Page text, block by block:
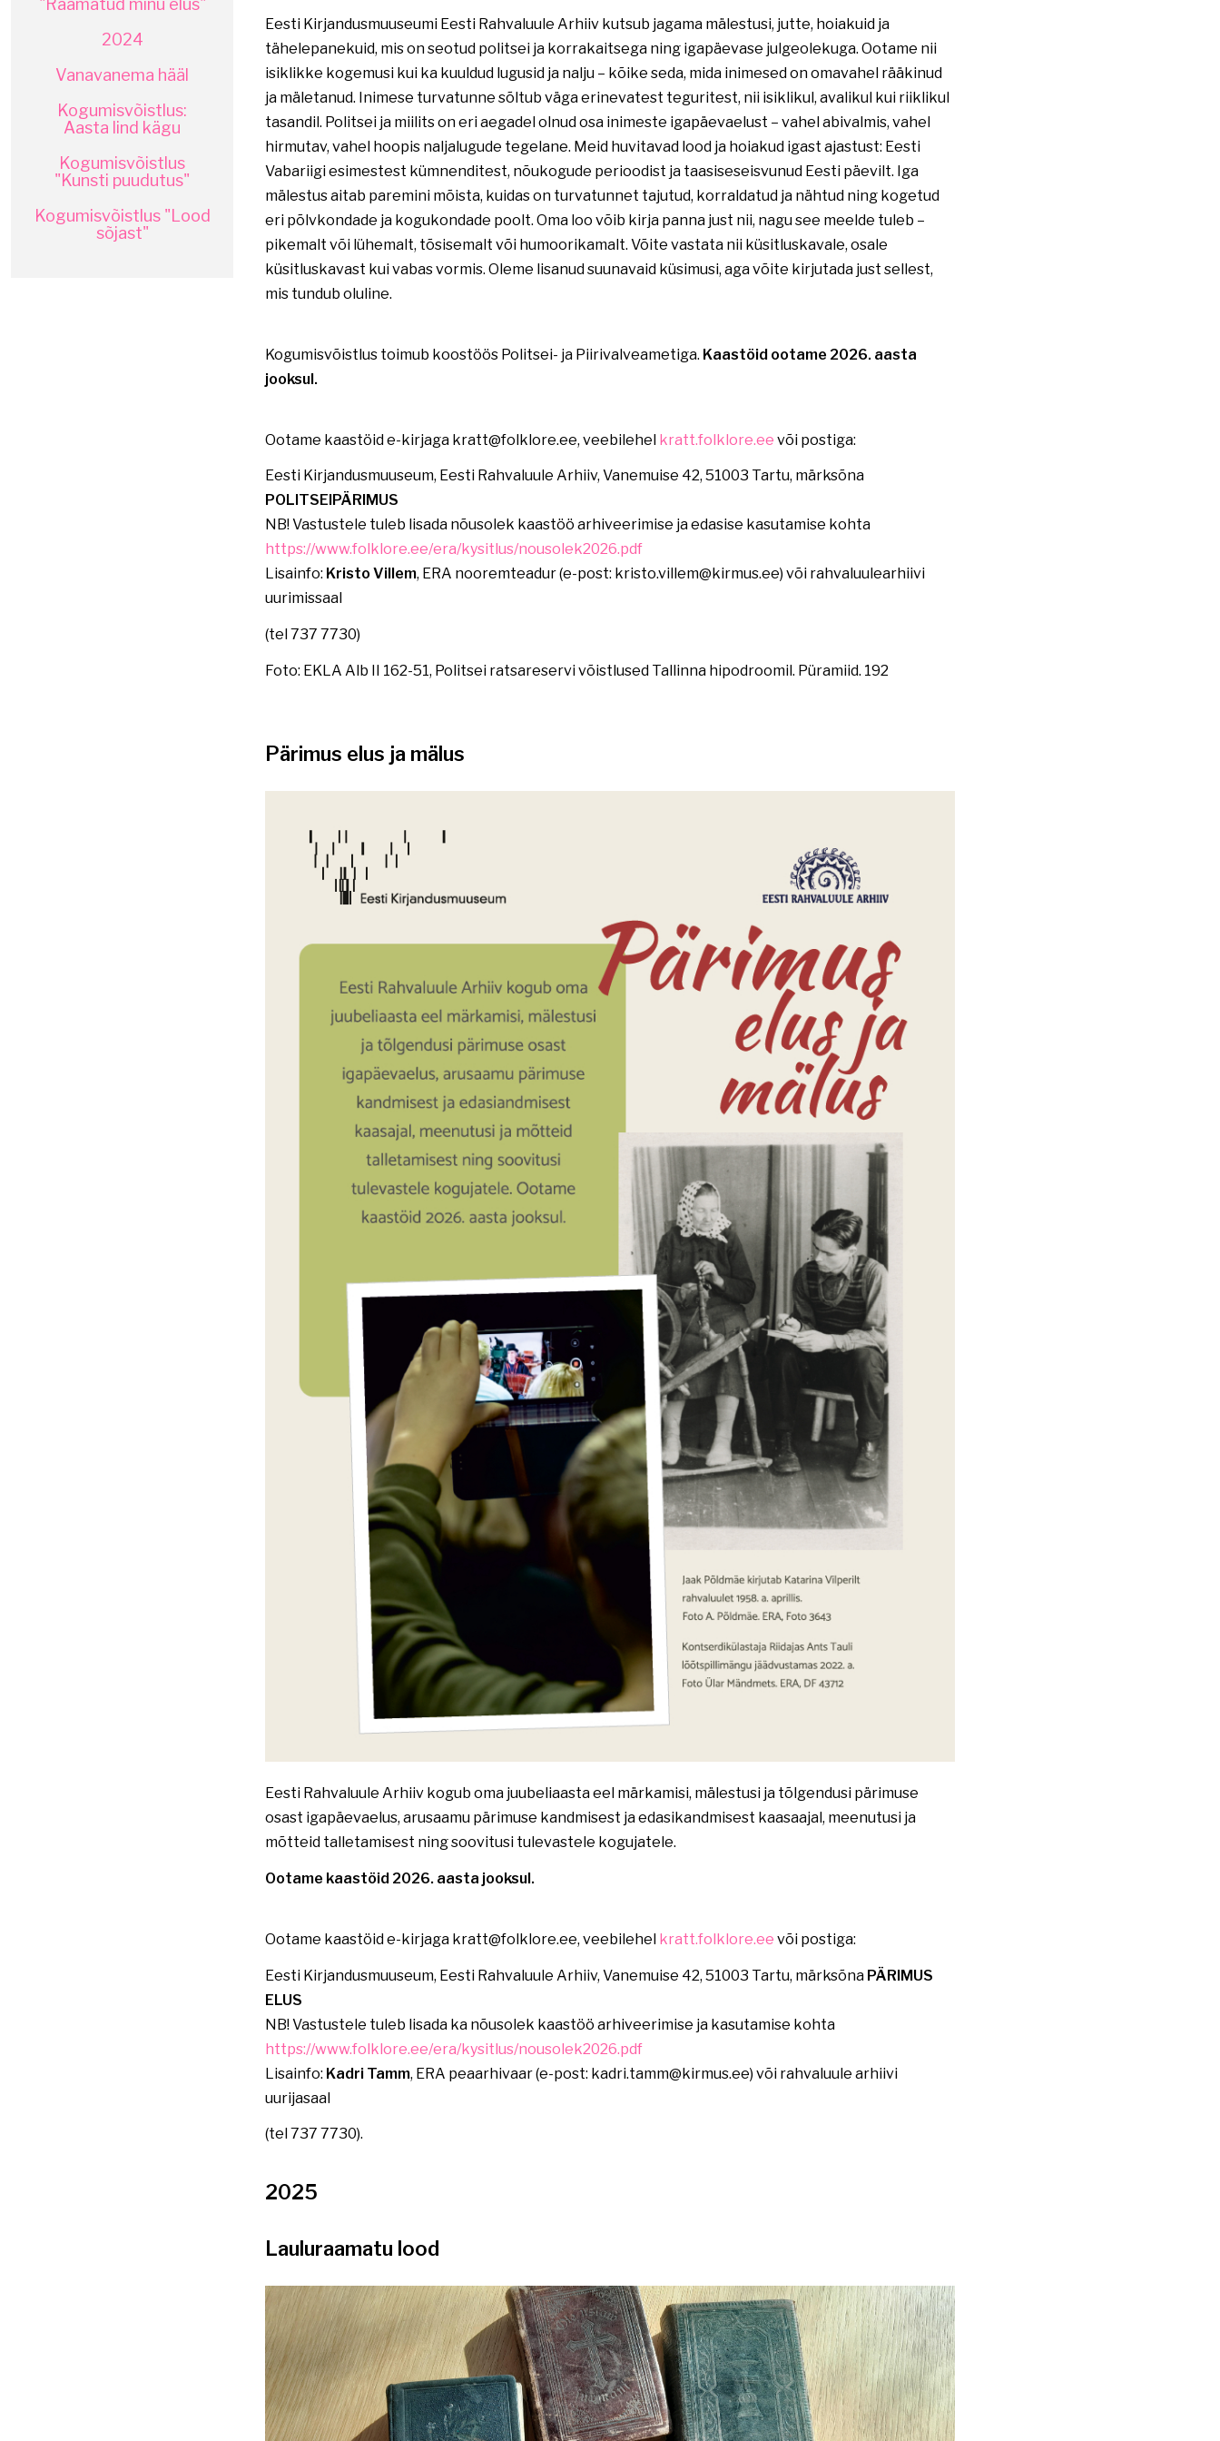
"Raamatud minu elus"
2024
Vanavanema hääl
Kogumisvõistlus:
Aasta lind kägu
Kogumisvõistlus
"Kunsti puudutus"
Kogumisvõistlus "Lood
sõjast"
Eesti Kirjandusmuuseumi Eesti Rahvaluule Arhiiv kutsub jagama mälestusi, jutte, hoiakuid ja
tähelepanekuid, mis on seotud politsei ja korrakaitsega ning igapäevase julgeolekuga. Ootame nii
isiklikke kogemusi kui ka kuuldud lugusid ja nalju – kõike seda, mida inimesed on omavahel rääkinud
ja mäletanud. Inimese turvatunne sõltub väga erinevatest teguritest, nii isiklikul, avalikul kui riiklikul
tasandil. Politsei ja miilits on eri aegadel olnud osa inimeste igapäevaelust – vahel abivalmis, vahel
hirmutav, vahel hoopis naljalugude tegelane. Meid huvitavad lood ja hoiakud igast ajastust: Eesti
Vabariigi esimestest kümnenditest, nõukogude perioodist ja taasiseseisvunud Eesti päevilt. Iga
mälestus aitab paremini mõista, kuidas on turvatunnet tajutud, korraldatud ja nähtud ning kogetud
eri põlvkondade ja kogukondade poolt. Oma loo võib kirja panna just nii, nagu see meelde tuleb –
pikemalt või lühemalt, tõsisemalt või humoorikamalt. Võite vastata nii küsitluskavale, osale
küsitluskavast kui vabas vormis. Oleme lisanud suunavaid küsimusi, aga võite kirjutada just sellest,
mis tundub oluline.
Kogumisvõistlus toimub koostöös Politsei- ja Piirivalveametiga. Kaastöid ootame 2026. aasta
jooksul.
Ootame kaastöid e-kirjaga kratt@folklore.ee, veebilehel kratt.folklore.ee või postiga:
Eesti Kirjandusmuuseum, Eesti Rahvaluule Arhiiv, Vanemuise 42, 51003 Tartu, märksõna
POLITSEIPÄRIMUS
NB! Vastustele tuleb lisada nõusolek kaastöö arhiveerimise ja edasise kasutamise kohta
https://www.folklore.ee/era/kysitlus/nousolek2026.pdf
Lisainfo: Kristo Villem, ERA nooremteadur (e-post: kristo.villem@kirmus.ee) või rahvaluulearhiivi
uurimissaal
(tel 737 7730)
Foto: EKLA Alb II 162-51, Politsei ratsareservi võistlused Tallinna hipodroomil. Püramiid. 192
Pärimus elus ja mälus
Eesti Rahvaluule Arhiiv kogub oma juubeliaasta eel märkamisi, mälestusi ja tõlgendusi pärimuse
osast igapäevaelus, arusaamu pärimuse kandmisest ja edasikandmisest kaasaajal, meenutusi ja
mõtteid talletamisest ning soovitusi tulevastele kogujatele.
Ootame kaastöid 2026. aasta jooksul.
Ootame kaastöid e-kirjaga kratt@folklore.ee, veebilehel kratt.folklore.ee või postiga:
Eesti Kirjandusmuuseum, Eesti Rahvaluule Arhiiv, Vanemuise 42, 51003 Tartu, märksõna PÄRIMUS
ELUS
NB! Vastustele tuleb lisada ka nõusolek kaastöö arhiveerimise ja kasutamise kohta
https://www.folklore.ee/era/kysitlus/nousolek2026.pdf
Lisainfo: Kadri Tamm, ERA peaarhivaar (e-post: kadri.tamm@kirmus.ee) või rahvaluule arhiivi
uurijasaal
(tel 737 7730).
2025
Lauluraamatu lood